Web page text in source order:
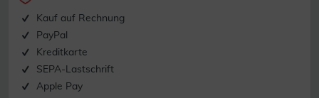
Kauf auf Rechnung
PayPal
Kreditkarte
SEPA-Lastschrift
Apple Pay